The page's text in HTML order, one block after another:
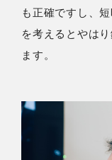
も正確ですし、
を考えるとやは
ます。